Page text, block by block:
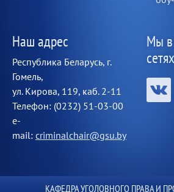
Наш адрес
Республика Беларусь, г.
Гомель,
ул. Кирова, 119, каб. 2-11
Телефон: (0232) 51-03-00
e-
mail: criminalchair@gsu.by
Мы в
сетях
КАФЕДРА УГОЛОВНОГО ПРАВА И